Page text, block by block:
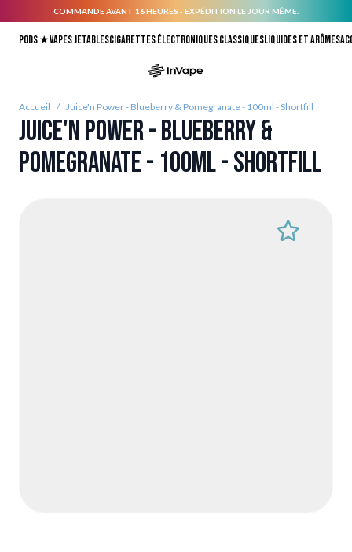
COMMANDE AVANT 16 HEURES - EXPÉDITION LE JOUR MÊME.
Pods ★Vapes jetablesCigarettes électroniques classiquesLiquides et arômes
Accueil / Juice'n Power - Blueberry & Pomegranate - 100ml - Shortfill
Juice'n Power - Blueberry &
Pomegranate - 100ml - Shortfill